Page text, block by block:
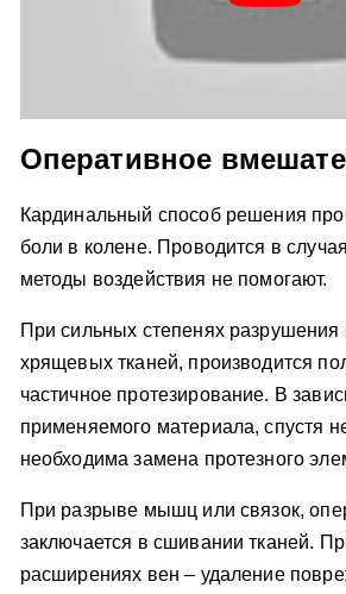
Оперативное
Кардинальный способ решения
боли в колене. Проводится в
методы воздействия не помогают.
При сильных степенях разрушения
хрящевых тканей, производится
частичное протезирование. В
применяемого материала, спустя
необходима замена протезного
При разрыве мышц или связок,
заключается в сшивании тканей.
расширениях вен – удаление